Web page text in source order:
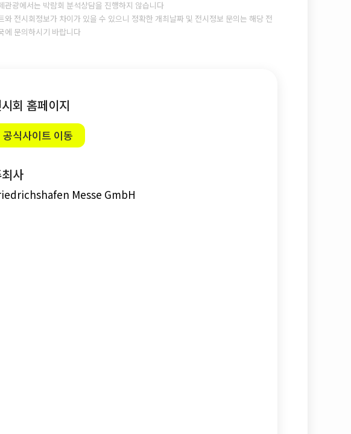
관광에서는 박람회 분석상담을 진행하지 않습니다
와 전시회정보가 차이가 있을 수 있으니 정확한 개최날짜 및 전시정보 문의는 해당 전
에 문의하시기 바랍니다
회 홈페이지
공식사이트 이동
사
Messe GmbH